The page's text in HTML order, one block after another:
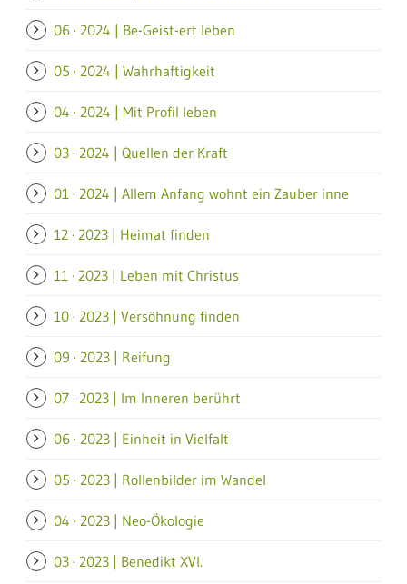
06 · 2024 | Be-Geist-ert leben
05 · 2024 | Wahrhaftigkeit
04 · 2024 | Mit Profil leben
03 · 2024 | Quellen der Kraft
01 · 2024 | Allem Anfang wohnt ein Zauber inne
12 · 2023 | Heimat finden
11 · 2023 | Leben mit Christus
10 · 2023 | Versöhnung finden
09 · 2023 | Reifung
07 · 2023 | Im Inneren berührt
06 · 2023 | Einheit in Vielfalt
05 · 2023 | Rollenbilder im Wandel
04 · 2023 | Neo-Ökologie
03 · 2023 | Benedikt XVI.